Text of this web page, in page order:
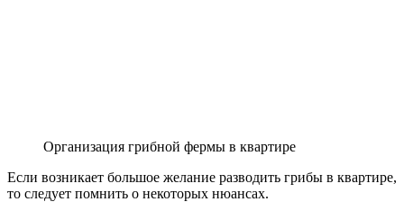
Организация грибной фермы в квартире
Если возникает большое желание разводить грибы в квартире,
то следует помнить о некоторых нюансах.